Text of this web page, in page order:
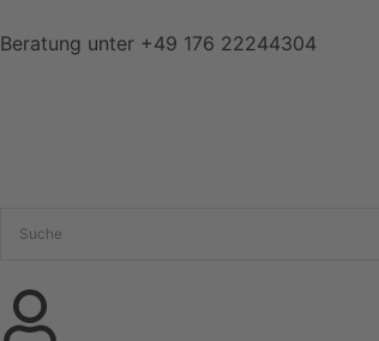
Beratung unter +49 176 22244304